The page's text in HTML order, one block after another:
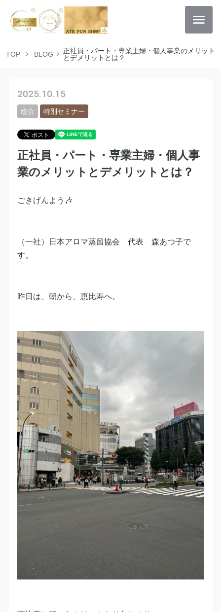
TOP BLOG
正社員・パート・専業主婦・個人事業のメリット
とデメリットとは？
2025.10.15
総合 特別セミナー
正社員・パート・専業主婦・個人事
業のメリットとデメリットとは？
ごきげんよう🎶
（一社）日本アロマ蒸留協会 代表 森あつ子で
す。
昨日は、朝から、恵比寿へ。